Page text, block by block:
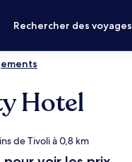
Rechercher des voyages
Hotel
de Tivoli à 0,8 km